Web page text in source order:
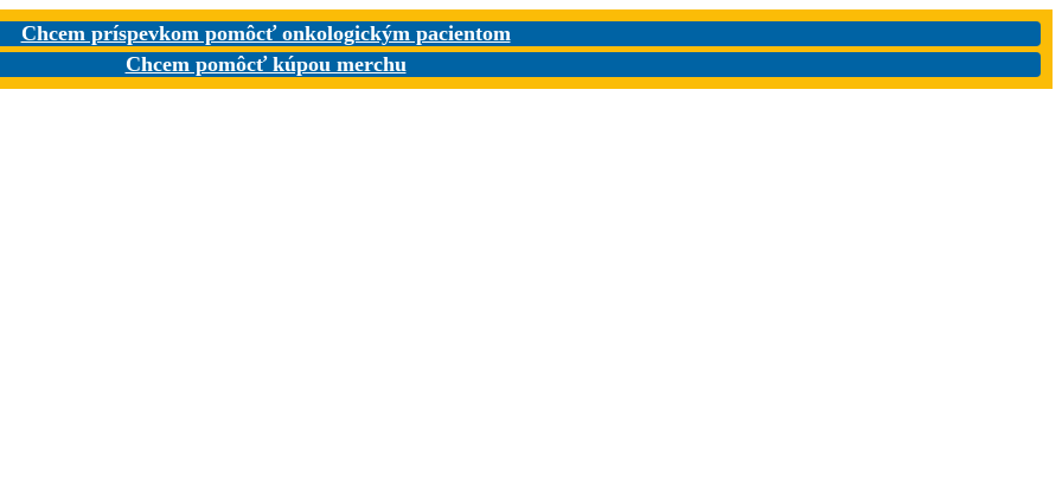
Chcem príspevkom pomôcť onkologickým pacientom
Chcem pomôcť kúpou merchu